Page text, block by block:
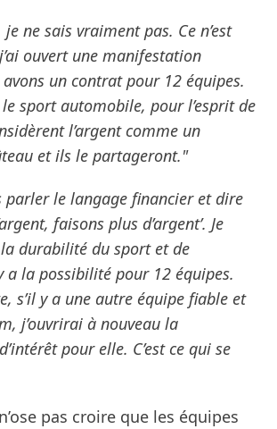
je ne sais vraiment pas. Ce n’est
ouvert une manifestation
avons un contrat pour 12 équipes.
sport automobile, pour l’esprit de
l’argent comme un
et ils le partageront."
parler le langage financier et dire
faisons plus d’argent’. Je
durabilité du sport et de
a la possibilité pour 12 équipes.
s’il y a une autre équipe fiable et
j’ouvrirai à nouveau la
pour elle. C’est ce qui se
pas croire que les équipes